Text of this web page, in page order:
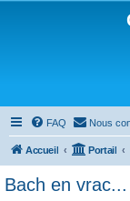
FAQ Nous
Accueil Portail
Bach en vrac...